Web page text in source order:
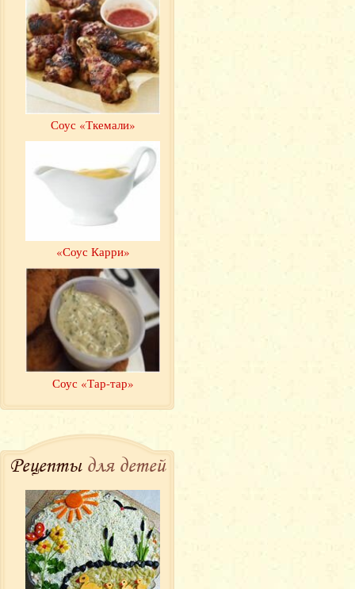
Соус «Ткемали»
«Соус Карри»
Соус «Тар-тар»
Рецепты для детей